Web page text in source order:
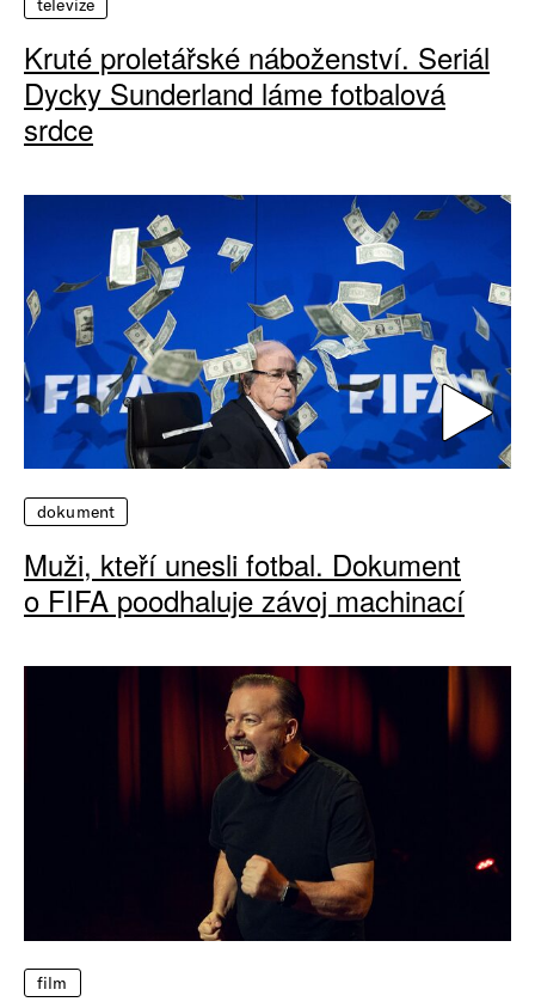
Kruté proletářské náboženství. Seriál
Dycky Sunderland láme fotbalová
srdce
dokument
Muži, kteří unesli fotbal. Dokument
o FIFA poodhaluje závoj machinací
film